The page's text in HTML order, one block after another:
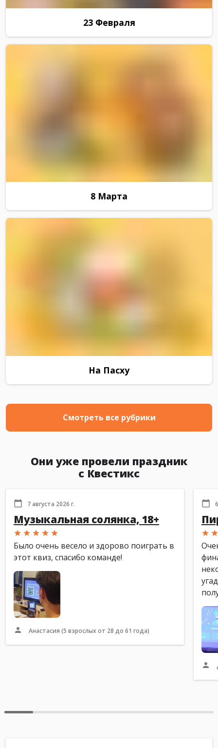
23 Февраля
8 Марта
На Пасху
Смотреть все рубрики
Они уже провели праздник
с Квестикс
7 августа 2026 г.
Музыкальная солянка, 18+
Было очень весело и здорово поиграть в
этот квиз, спасибо команде!
Анастасия (5 взрослых от 28 до 61 года)